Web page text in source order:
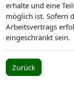
erhalte und eine
möglich ist. Sofern
Arbeitsvertrags
eingeschränkt sein.
Zurück